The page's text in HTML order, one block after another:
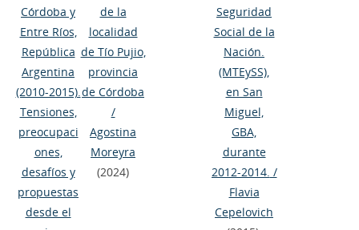
Córdoba y
Entre Ríos,
República
Argentina
(2010-2015).
Tensiones,
preocupaci
ones,
desafíos y
propuestas
desde el
de la
localidad
de Tío Pujio,
provincia
de Córdoba
/
Agostina
Moreyra
(2024)
Seguridad
Social de la
Nación.
(MTEySS),
en San
Miguel,
GBA,
durante
2012-2014. /
Flavia
Cepelovich